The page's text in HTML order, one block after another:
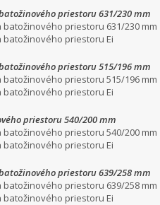
priestoru 631/230 mm
priestoru 631/230 mm
priestoru Ei
priestoru 515/196 mm
priestoru 515/196 mm
priestoru Ei
priestoru 540/200 mm
priestoru 540/200 mm
priestoru Ei
priestoru 639/258 mm
priestoru 639/258 mm
priestoru Ei